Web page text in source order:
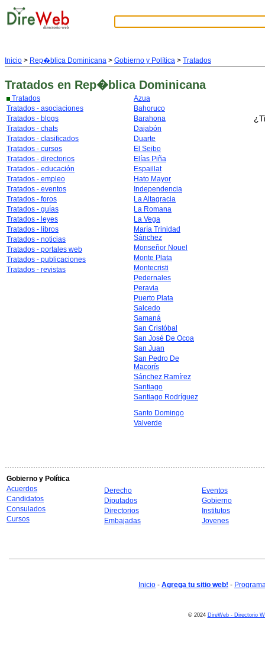
Inicio > Rep�blica Dominicana > Gobierno y Política > Tratados
Tratados en Rep�blica Dominicana
Tratados
Tratados - asociaciones
Tratados - blogs
Tratados - chats
Tratados - clasificados
Tratados - cursos
Tratados - directorios
Tratados - educación
Tratados - empleo
Tratados - eventos
Tratados - foros
Tratados - guías
Tratados - leyes
Tratados - libros
Tratados - noticias
Tratados - portales web
Tratados - publicaciones
Tratados - revistas
Azua
Bahoruco
Barahona
Dajabón
Duarte
El Seibo
Elías Piña
Espaillat
Hato Mayor
Independencia
La Altagracia
La Romana
La Vega
María Trinidad
Sánchez
Monseñor Nouel
Monte Plata
Montecristi
Pedernales
Peravia
Puerto Plata
Salcedo
Samaná
San Cristóbal
San José De Ocoa
San Juan
San Pedro De
Macorís
Sánchez Ramírez
Santiago
Santiago Rodríguez
Santo Domingo
Valverde
Gobierno y Política
Acuerdos
Candidatos
Consulados
Cursos
Derecho
Diputados
Directorios
Embajadas
Eventos
Gobierno
Institutos
Jovenes
Inicio - Agrega tu sitio web! -
© 2024 DireWeb - Directorio